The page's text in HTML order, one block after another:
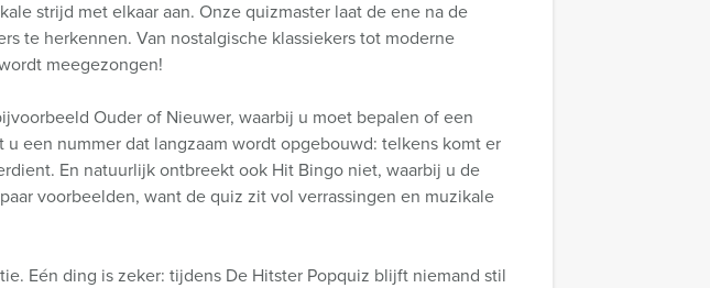
strijd met elkaar aan. Onze quizmaster laat de ene na de
te herkennen. Van nostalgische klassiekers tot moderne
meegezongen!
Ouder of Nieuwer, waarbij u moet bepalen of een
een nummer dat langzaam wordt opgebouwd: telkens komt er
En natuurlijk ontbreekt ook Hit Bingo niet, waarbij u de
voorbeelden, want de quiz zit vol verrassingen en muzikale
Eén ding is zeker: tijdens De Hitster Popquiz blijft niemand stil